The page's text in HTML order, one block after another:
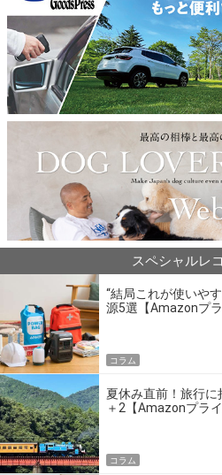
スペシャルレ
“結局これが使いや
源5選【Amazonプ
コラム
夏休み直前！旅行
＋2【Amazonプラ
コラム